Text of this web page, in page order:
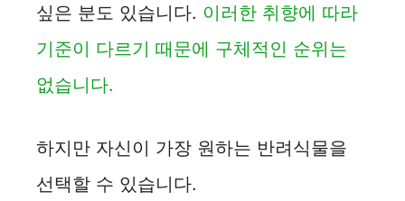
싶은 분도 있습니다. 이러한 취향에 따라
기준이 다르기 때문에 구체적인 순위는
없습니다.
하지만 자신이 가장 원하는 반려식물을
선택할 수 있습니다.